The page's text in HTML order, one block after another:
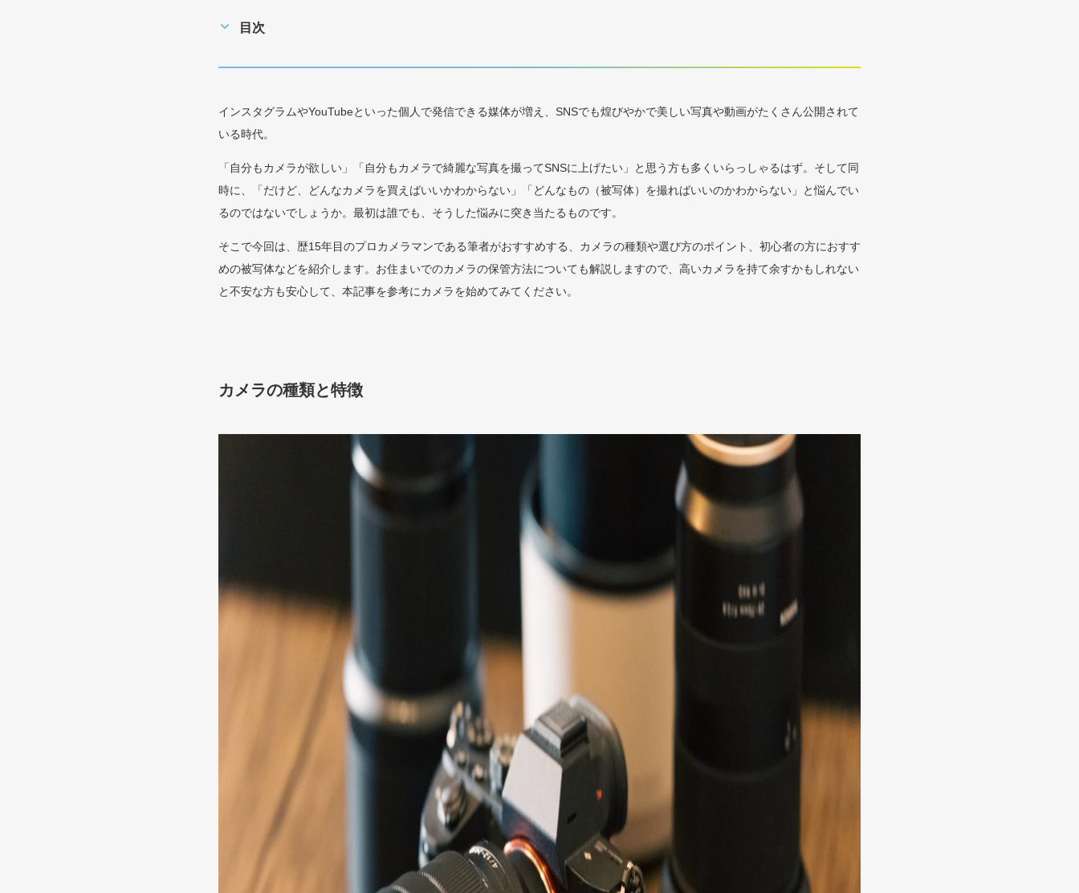
目次
インスタグラムやYouTubeといった個人で発信できる媒体が増え、SNSでも煌びやかで美しい写真や動画がたくさん公開されて
いる時代。
「自分もカメラが欲しい」「自分もカメラで綺麗な写真を撮ってSNSに上げたい」と思う方も多くいらっしゃるはず。そして同
時に、「だけど、どんなカメラを買えばいいかわからない」「どんなもの（被写体）を撮ればいいのかわからない」と悩んでい
るのではないでしょうか。最初は誰でも、そうした悩みに突き当たるものです。
そこで今回は、歴15年目のプロカメラマンである筆者がおすすめする、カメラの種類や選び方のポイント、初心者の方におすす
めの被写体などを紹介します。お住まいでのカメラの保管方法についても解説しますので、高いカメラを持て余すかもしれない
と不安な方も安心して、本記事を参考にカメラを始めてみてください。
カメラの種類と特徴